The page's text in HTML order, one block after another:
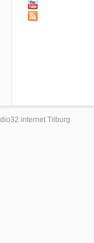
internet Tilburg